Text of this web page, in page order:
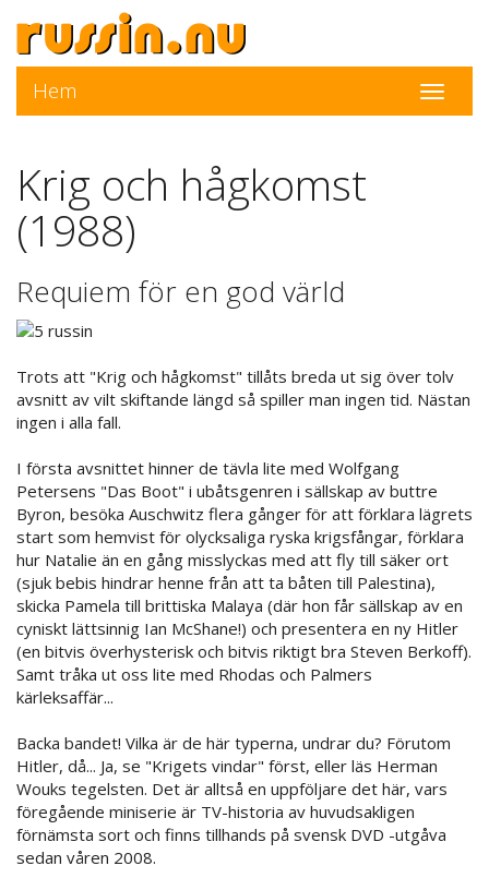
Toggle
Hem
Krig och hågkomst
(1988)
Requiem för en god värld
Trots att "Krig och hågkomst" tillåts breda ut sig över tolv
avsnitt av vilt skiftande längd så spiller man ingen tid. Nästan
ingen i alla fall.
I första avsnittet hinner de tävla lite med Wolfgang
Petersens "Das Boot" i ubåtsgenren i sällskap av buttre
Byron, besöka Auschwitz flera gånger för att förklara lägrets
start som hemvist för olycksaliga ryska krigsfångar, förklara
hur Natalie än en gång misslyckas med att fly till säker ort
(sjuk bebis hindrar henne från att ta båten till Palestina),
skicka Pamela till brittiska Malaya (där hon får sällskap av en
cyniskt lättsinnig Ian McShane!) och presentera en ny Hitler
(en bitvis överhysterisk och bitvis riktigt bra Steven Berkoff).
Samt tråka ut oss lite med Rhodas och Palmers
kärleksaffär...
Backa bandet! Vilka är de här typerna, undrar du? Förutom
Hitler, då... Ja, se "Krigets vindar" först, eller läs Herman
Wouks tegelsten. Det är alltså en uppföljare det här, vars
föregående miniserie är TV-historia av huvudsakligen
förnämsta sort och finns tillhands på svensk DVD -utgåva
sedan våren 2008.